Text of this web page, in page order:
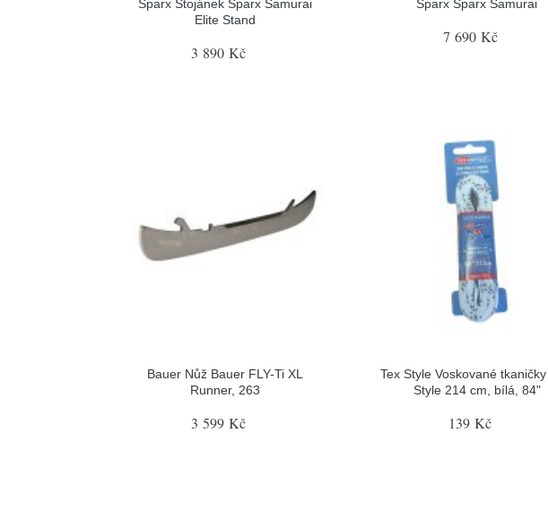
Sparx Stojánek Sparx Samurai
Elite Stand
3 890 Kč
Sparx Sparx Samurai
7 690 Kč
Bauer Nůž Bauer FLY-Ti XL
Runner, 263
3 599 Kč
Tex Style Voskované tkaničky
Style 214 cm, bílá, 84"
139 Kč